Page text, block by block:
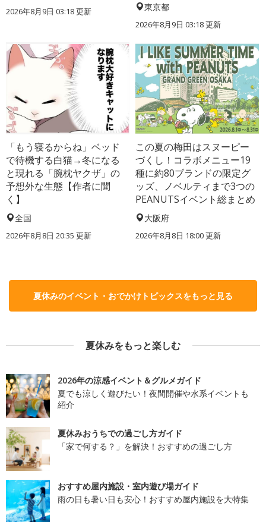
2026年8月9日 03:18更新 東京都
2026年8月9日 03:18更新
「もう寝るからね」ベッド
で待機する白猫→冬になる
と現れる「腕枕ヤクザ」の
予想外な生態【作者に聞
く】
全国
2026年8月8日 20:35 更新
この夏の梅田はスヌーピー
づくし！コラボメニュー19
種に約80ブランドの限定グ
ッズ、ノベルティまで3つの
PEANUTSイベント総まとめ
大阪府
2026年8月8日 18:00更新
夏休みのイベント・おでかけトピックスをもっと見る
夏休みをもっと楽しむ
2026年の涼感イベント＆グルメガイド
夏でも涼しく遊びたい！夜間開催や水系イベントも
紹介
夏休みおうちでの過ごし方ガイド
「家で何する？」を解決！おすすめの過ごし方
おすすめ屋内施設・室内遊び場ガイド
雨の日も暑い日も安心！おすすめ屋内施設を大特集